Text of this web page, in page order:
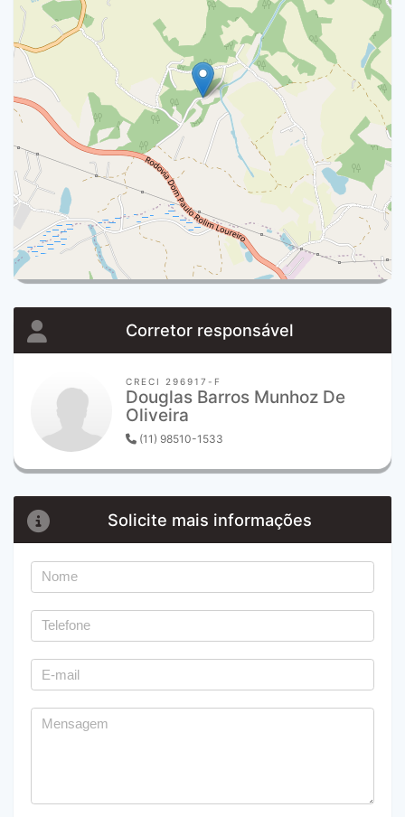
Corretor responsável
CRECI 296917-F
Douglas Barros Munhoz De
Oliveira
(11) 98510-1533
Solicite mais informações